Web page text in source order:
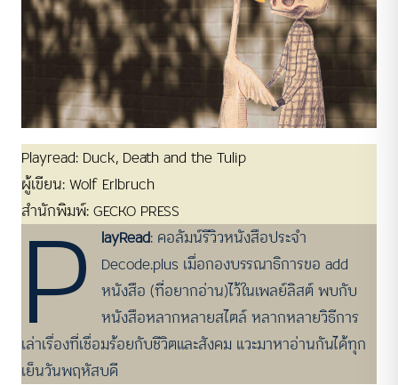
Playread: Duck, Death and the Tulip
ผู้เขียน: Wolf Erlbruch
สำนักพิมพ์: GECKO PRESS
P layRead: คอลัมน์รีวิวหนังสือประจำ
Decode.plus เมื่อกองบรรณาธิการขอ add
หนังสือ (ที่อยากอ่าน)ไว้ในเพลย์ลิสต์ พบกับ
หนังสือหลากหลายสไตล์ หลากหลายวิธีการ
เล่าเรื่องที่เชื่อมร้อยกับชีวิตและสังคม แวะมาหาอ่านกันได้ทุก
เย็นวันพฤหัสบดี